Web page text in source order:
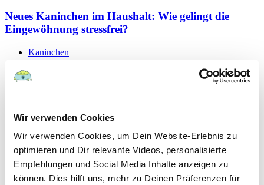
Wir verwenden Cookies
Wir verwenden Cookies, um Dein Website-Erlebnis zu
optimieren und Dir relevante Videos, personalisierte
Empfehlungen und Social Media Inhalte anzeigen zu
können. Dies hilft uns, mehr zu Deinen Präferenzen für
Neues Kaninchen im Haushalt: Wie gelingt die
Eingewöhnung stressfrei?
Kaninchen
19 September 2021
Kaninchen
Katzen
Papageien